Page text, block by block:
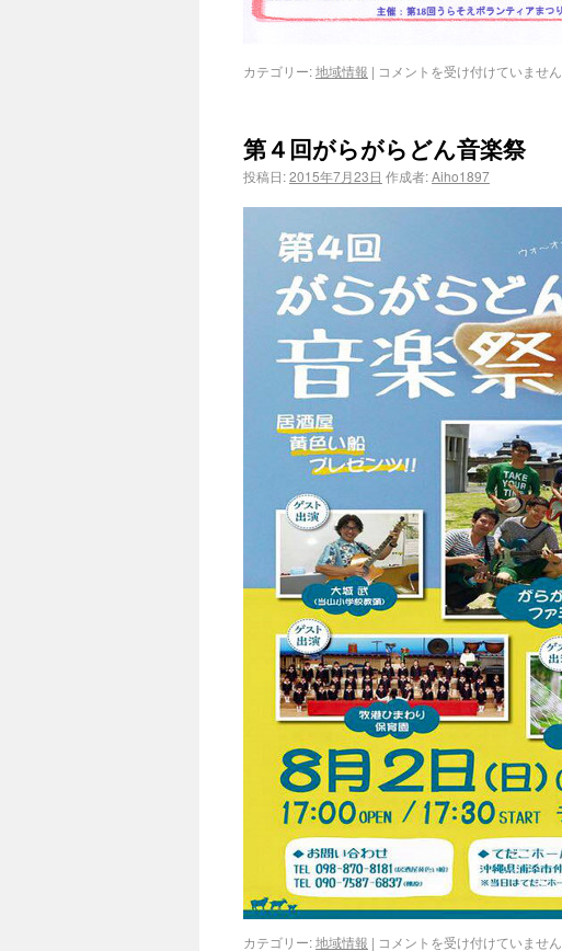
カテゴリー:地域情報 | コメントを受け付けていません
第４回がらがらどん音楽祭
投稿日:2015年7月23日 作成者:Aiho1897
カテゴリー:地域情報 | コメントを受け付けていません